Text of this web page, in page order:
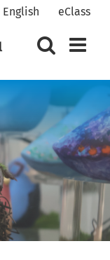
English eClass